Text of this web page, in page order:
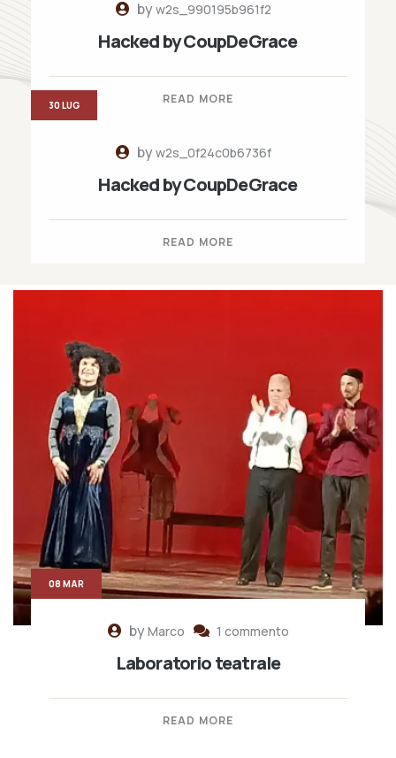
byw2s_990195b961f2
Hacked by CoupDeGrace
READ MORE
byw2s_0f24c0b6736f
Hacked by CoupDeGrace
READ MORE
30 LUG
byMarco 1 commento
Laboratorio teatrale
READ MORE
08 MAR